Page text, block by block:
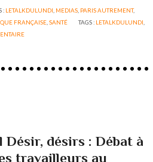
: LETALKDULUNDI MEDIAS, PARIS AUTREMENT,
FRANÇAISE ,SANTÉ TAGS : LETALKDULUNDI
Désir, désirs : Débat à
travailleurs au